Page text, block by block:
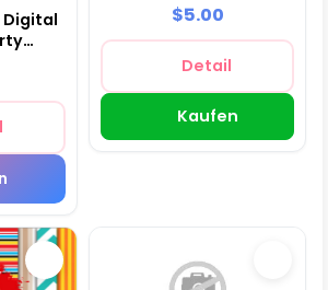
Digital
und Scrapbooking
$5.00
Detail
Kaufen